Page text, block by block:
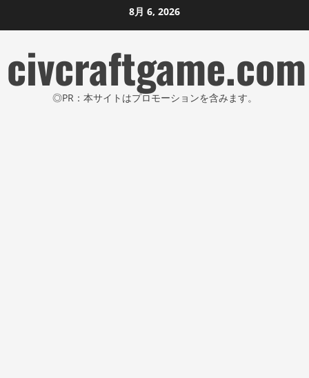
ン
ン
ツ
8月 6, 2026
civcraftgame.com
◎PR：本サイトはプロモーションを含みます。